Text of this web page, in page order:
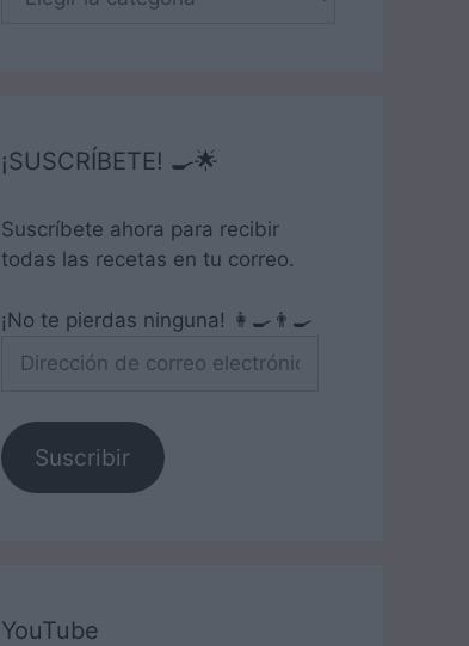
¡SUSCRÍBETE! 🍳🌟
Suscríbete ahora para recibir
todas las recetas en tu correo.
¡No te pierdas ninguna! 👩‍🍳👨‍🍳
de
electrónico
Suscribir
YouTube